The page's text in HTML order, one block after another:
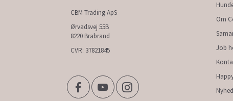
CBM Trading ApS
Ørvadsvej 55B
8220 Brabrand
CVR: 37821845
Om
Job